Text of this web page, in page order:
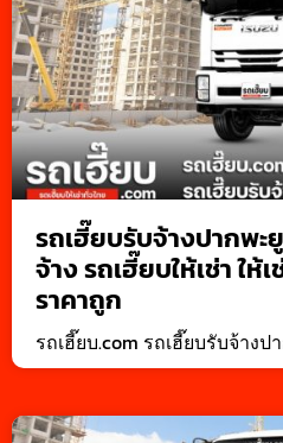
รถเฮี๊ยบรับจ้างปากพะ
จ้าง รถเฮี๊ยบให้เช่า ให้
ราคาถูก
รถเฮี๊ยบ.com รถเฮี๊ยบรับจ้าง